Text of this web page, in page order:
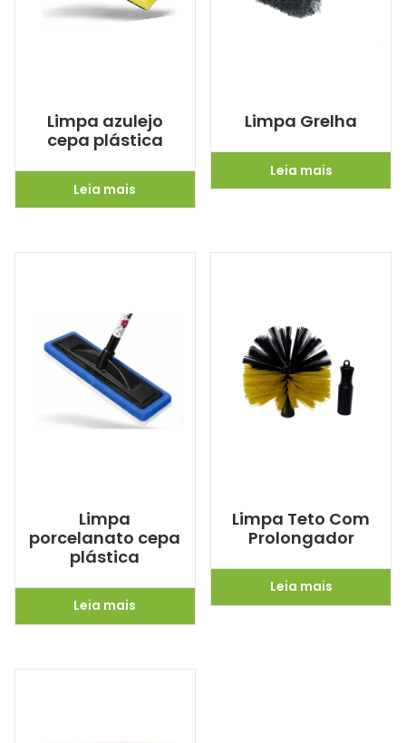
Limpa azulejo
cepa plástica
Leia mais
Limpa Grelha
Leia mais
Limpa
porcelanato cepa
plástica
Leia mais
Limpa Teto Com
Prolongador
Leia mais